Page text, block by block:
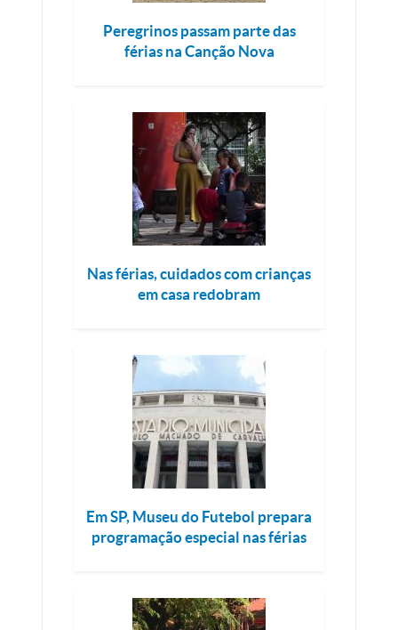
Peregrinos passam parte das
férias na Canção Nova
Nas férias, cuidados com crianças
em casa redobram
Em SP, Museu do Futebol prepara
programação especial nas férias